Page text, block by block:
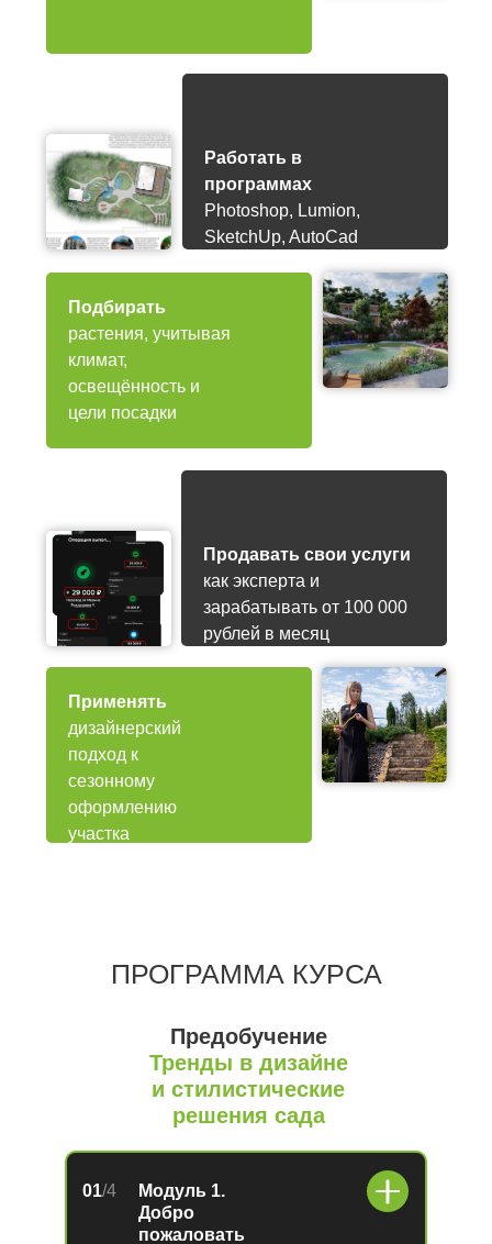
Подбирать
растения, учитывая
климат,
освещённость и
цели посадки
Продавать свои услуги
как эксперта и
зарабатывать от 100 000
рублей в месяц
Работать в
программах
Photoshop, Lumion,
SketchUp, AutoCad
Применять
дизайнерский
подход к
сезонному
оформлению
участка
ПРОГРАММА КУРСА
Предобучение
Тренды в дизайне
и стилистические
решения сада
Модуль 1.
Добро
пожаловать
01/4